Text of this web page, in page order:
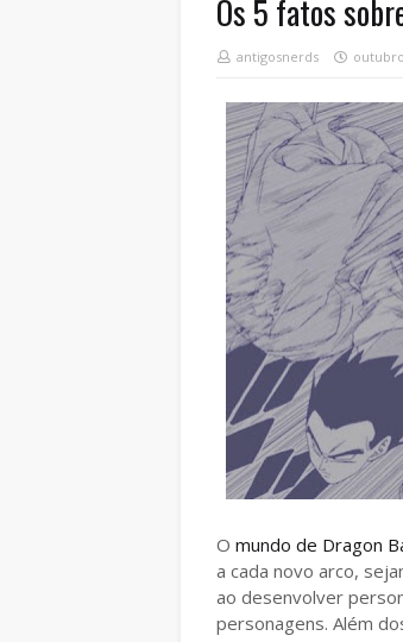
Os 5 fatos
antigosnerds
O mundo de Dragon
a cada novo arco,
ao desenvolver
personagens. Além